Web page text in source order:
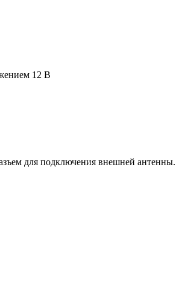
12 В
для подключения внешней